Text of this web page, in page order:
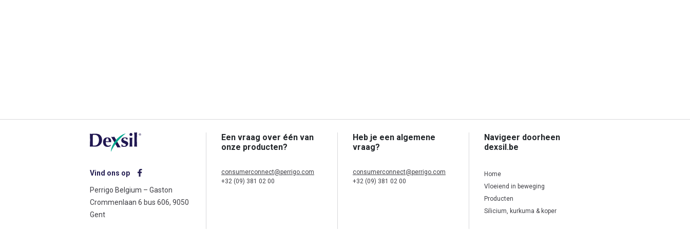
Vind ons op
Perrigo Belgium – Gaston
Crommenlaan 6 bus 606, 9050
Gent
Een vraag over één van
onze producten?
consumerconnect@perrigo.com
+32 (09) 381 02 00
Heb je een algemene
vraag?
consumerconnect@perrigo.com
+32 (09) 381 02 00
Navigeer doorheen
dexsil.be
Home
Vloeiend in beweging
Producten
Silicium, kurkuma & koper